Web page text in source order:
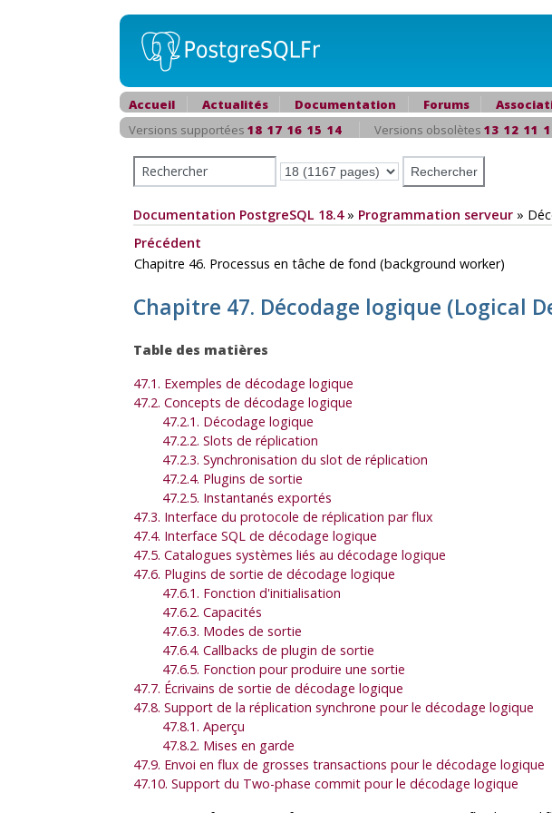
Accueil Actualités Documentation Forums
Versions supportées 18 17 16 15 14 Versions obsolètes 13 12 11
Documentation PostgreSQL 18.4» Programmation serveur »
Précédent
Chapitre 46. Processus en tâche de fond (background worker)
Chapitre 47. Décodage logique (Logical
Table des matières
47.1. Exemples de décodage logique
47.2. Concepts de décodage logique
47.2.1. Décodage logique
47.2.2. Slots de réplication
47.2.3. Synchronisation du slot de réplication
47.2.4. Plugins de sortie
47.2.5. Instantanés exportés
47.3. Interface du protocole de réplication par flux
47.4. Interface SQL de décodage logique
47.5. Catalogues systèmes liés au décodage logique
47.6. Plugins de sortie de décodage logique
47.6.1. Fonction d'initialisation
47.6.2. Capacités
47.6.3. Modes de sortie
47.6.4. Callbacks de plugin de sortie
47.6.5. Fonction pour produire une sortie
47.7. Écrivains de sortie de décodage logique
47.8. Support de la réplication synchrone pour le décodage logique
47.8.1. Aperçu
47.8.2. Mises en garde
47.9. Envoi en flux de grosses transactions pour le décodage logique
47.10. Support du Two-phase commit pour le décodage logique